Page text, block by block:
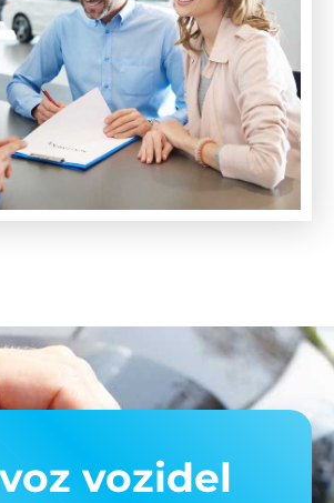
vozidel